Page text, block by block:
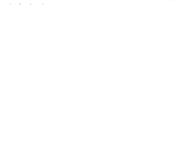
Industrial